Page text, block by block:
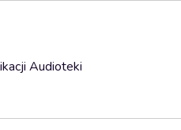
Audioteki